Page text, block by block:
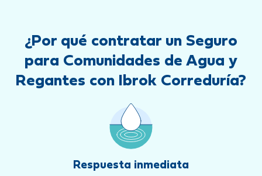
¿Por qué contratar un Seguro
para Comunidades de Agua y
Regantes con Ibrok Correduría?
Respuesta inmediata